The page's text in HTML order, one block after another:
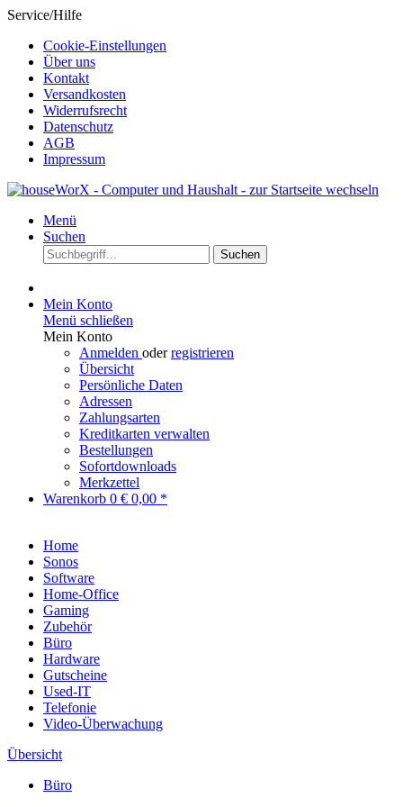
Service/Hilfe
Cookie-Einstellungen
Über uns
Kontakt
Versandkosten
Widerrufsrecht
Datenschutz
AGB
Impressum
Menü
Suchen
Suchen
Mein Konto
Menü schließen
Mein Konto
Anmelden oderregistrieren
Übersicht
Persönliche Daten
Adressen
Zahlungsarten
Kreditkarten verwalten
Bestellungen
Sofortdownloads
Merkzettel
Warenkorb 0 € 0,00 *
Home
Sonos
Software
Home-Office
Gaming
Zubehör
Büro
Hardware
Gutscheine
Used-IT
Telefonie
Video-Überwachung
Übersicht
Büro